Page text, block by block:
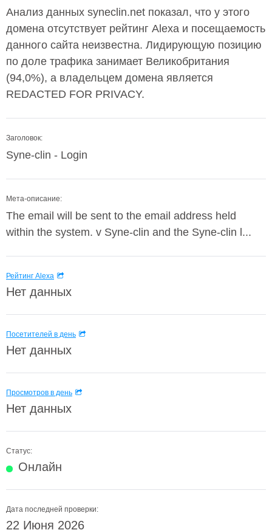
Анализ данных syneclin.net показал, что у этого
домена отсутствует рейтинг Alexa и посещаемость
данного сайта неизвестна. Лидирующую позицию
по доле трафика занимает Великобритания
(94,0%), а владельцем домена является
REDACTED FOR PRIVACY.
Заголовок:
Syne-clin - Login
Мета-описание:
The email will be sent to the email address held
within the system. v Syne-clin and the Syne-clin l...
Рейтинг Alexa
Нет данных
Посетителей в день
Нет данных
Просмотров в день
Нет данных
Статус:
Онлайн
Дата последней проверки:
22 Июня 2026